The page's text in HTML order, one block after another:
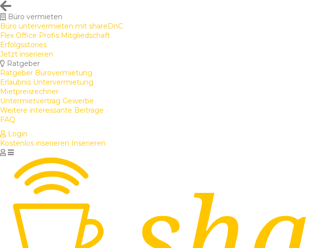
Büro vermieten
Büro untervermieten mit shareDnC
Flex Office Profis Mitgliedschaft
Erfolgsstories
Jetzt inserieren
Ratgeber
Ratgeber Bürovermietung
Erlaubnis Untervermietung
Mietpreisrechner
Untermietvertrag Gewerbe
Weitere interessante Beiträge
FAQ
Login
Kostenlos inserieren Inserieren